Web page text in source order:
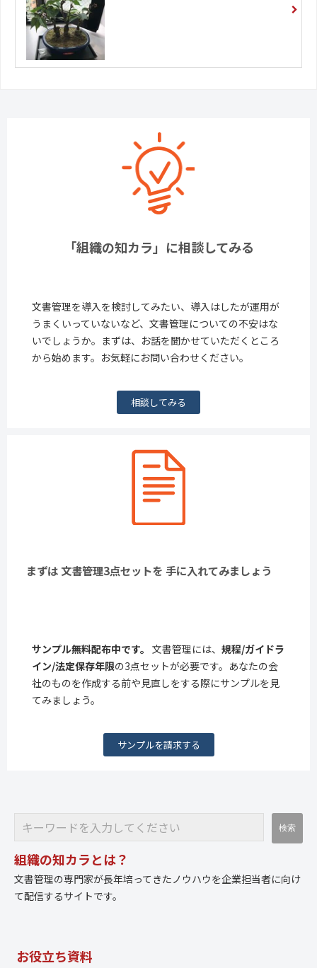
「組織の知カラ」に相談してみる
文書管理を導入を検討してみたい、導入はしたが運用が
うまくいっていないなど、文書管理についての不安はな
いでしょうか。まずは、お話を聞かせていただくところ
から始めます。お気軽にお問い合わせください。
相談してみる
まずは 文書管理3点セットを 手に入れてみましょう
サンプル無料配布中です。 文書管理には、 規程/ガイドラ
イン/法定保存年限の3点セットが必要です。あなたの会
社のものを作成する前や見直しをする際にサンプルを見
てみましょう。
サンプルを請求する
組織の知カラとは？
文書管理の専門家が長年培ってきたノウハウを企業担当者に向け
て配信するサイトです。
お役立ち資料